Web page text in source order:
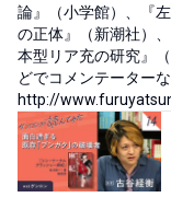
論』（小学館）、『
の正体』（新潮社）
本型リア充の研究』
どでコメンテーター
http://